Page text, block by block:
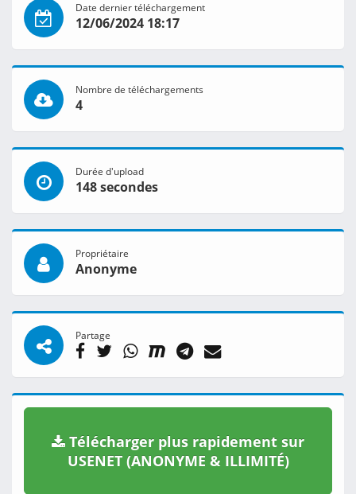
Date dernier téléchargement
12/06/2024 18:17
Nombre de téléchargements
4
Durée d'upload
148 secondes
Propriétaire
Anonyme
Partage
Télécharger plus rapidement sur
USENET (ANONYME & ILLIMITÉ)